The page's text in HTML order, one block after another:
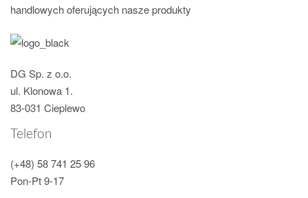
handlowych oferujących nasze produkty
DG Sp. z o.o.
ul. Klonowa 1.
83-031 Cieplewo
Telefon
(+48) 58 741 25 96
Pon-Pt 9-17